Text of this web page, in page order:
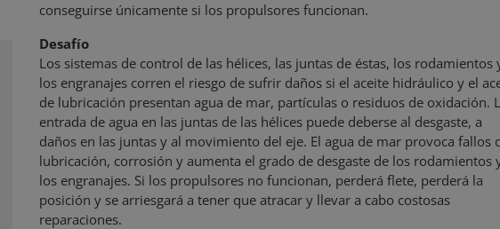
conseguirse únicamente si los propulsores funcionan.
Desafío
Los sistemas de control de las hélices, las juntas de éstas, los rodamientos
los engranajes corren el riesgo de sufrir daños si el aceite hidráulico y el
de lubricación presentan agua de mar, partículas o residuos de oxidación.
entrada de agua en las juntas de las hélices puede deberse al desgaste, a
daños en las juntas y al movimiento del eje. El agua de mar provoca fallos
lubricación, corrosión y aumenta el grado de desgaste de los rodamientos
los engranajes. Si los propulsores no funcionan, perderá flete, perderá la
posición y se arriesgará a tener que atracar y llevar a cabo costosas
reparaciones.